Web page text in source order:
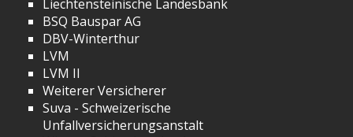
Liechtensteinische Landesbank
BSQ Bauspar AG
DBV-Winterthur
LVM
LVM II
Weiterer Versicherer
Suva - Schweizerische
Unfallversicherungsanstalt